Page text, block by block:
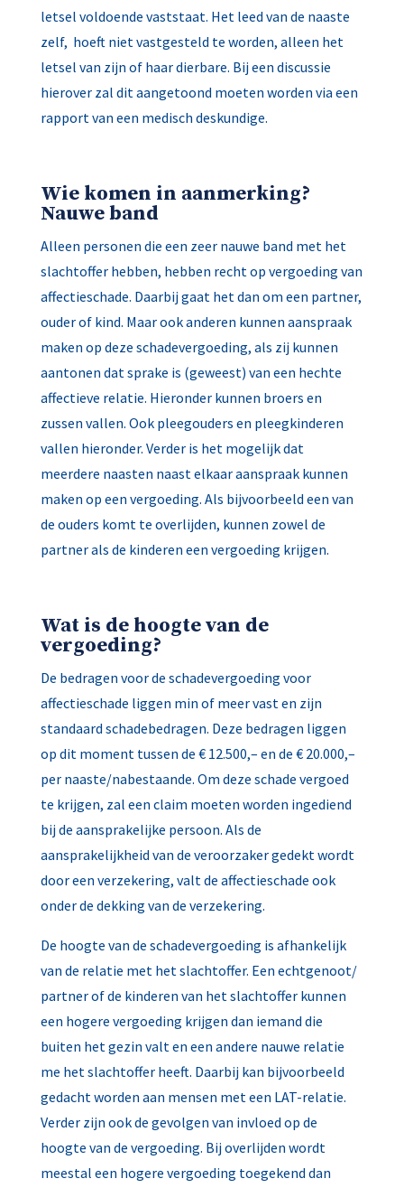
letsel voldoende vaststaat. Het leed van de naaste
zelf, hoeft niet vastgesteld te worden, alleen het
letsel van zijn of haar dierbare. Bij een discussie
hierover zal dit aangetoond moeten worden via een
rapport van een medisch deskundige.
Wie komen in aanmerking?
Nauwe band
Alleen personen die een zeer nauwe band met het
slachtoffer hebben, hebben recht op vergoeding van
affectieschade. Daarbij gaat het dan om een partner,
ouder of kind. Maar ook anderen kunnen aanspraak
maken op deze schadevergoeding, als zij kunnen
aantonen dat sprake is (geweest) van een hechte
affectieve relatie. Hieronder kunnen broers en
zussen vallen. Ook pleegouders en pleegkinderen
vallen hieronder. Verder is het mogelijk dat
meerdere naasten naast elkaar aanspraak kunnen
maken op een vergoeding. Als bijvoorbeeld een van
de ouders komt te overlijden, kunnen zowel de
partner als de kinderen een vergoeding krijgen.
Wat is de hoogte van de
vergoeding?
De bedragen voor de schadevergoeding voor
affectieschade liggen min of meer vast en zijn
standaard schadebedragen. Deze bedragen liggen
op dit moment tussen de € 12.500,– en de € 20.000,–
per naaste/nabestaande. Om deze schade vergoed
te krijgen, zal een claim moeten worden ingediend
bij de aansprakelijke persoon. Als de
aansprakelijkheid van de veroorzaker gedekt wordt
door een verzekering, valt de affectieschade ook
onder de dekking van de verzekering.
De hoogte van de schadevergoeding is afhankelijk
van de relatie met het slachtoffer. Een echtgenoot/
partner of de kinderen van het slachtoffer kunnen
een hogere vergoeding krijgen dan iemand die
buiten het gezin valt en een andere nauwe relatie
me het slachtoffer heeft. Daarbij kan bijvoorbeeld
gedacht worden aan mensen met een LAT-relatie.
Verder zijn ook de gevolgen van invloed op de
hoogte van de vergoeding. Bij overlijden wordt
meestal een hogere vergoeding toegekend dan